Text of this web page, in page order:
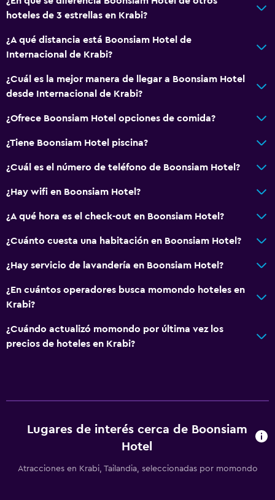
Ducha
Gorro de baño
Aseo
Papel higiénico
Baño privado
Sofá cama
Perchero
Armario o clóset
General
Habitaciones familiares
Zona de estar
Sofá
Piso de mosaico/mármol
Estacionamiento y transporte
Estacionamiento gratuito
hoteles de 3 estrellas en Krabi?
¿A qué distancia está Boonsiam Hotel de
Internacional de Krabi?
¿Cuál es la mejor manera de llegar a Boonsiam Hotel
desde Internacional de Krabi?
¿Ofrece Boonsiam Hotel opciones de comida?
¿Tiene Boonsiam Hotel piscina?
¿Cuál es el número de teléfono de Boonsiam Hotel?
¿Hay wifi en Boonsiam Hotel?
¿A qué hora es el check-out en Boonsiam Hotel?
¿Cuánto cuesta una habitación en Boonsiam Hotel?
¿Hay servicio de lavandería en Boonsiam Hotel?
¿En cuántos operadores busca momondo hoteles en
Krabi?
¿Cuándo actualizó momondo por última vez los
precios de hoteles en Krabi?
Lugares de interés cerca de Boonsiam
Hotel
Atracciones en Krabi, Tailandia, seleccionadas por momondo